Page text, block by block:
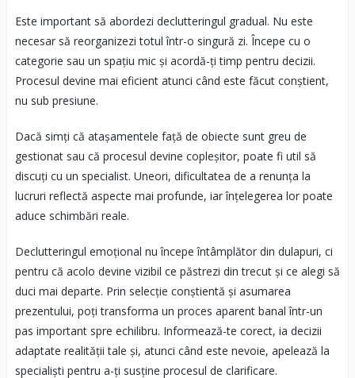
Este important să abordezi declutteringul gradual. Nu este
necesar să reorganizezi totul într-o singură zi. Începe cu o
categorie sau un spațiu mic și acordă-ți timp pentru decizii.
Procesul devine mai eficient atunci când este făcut conștient,
nu sub presiune.
Dacă simți că atașamentele față de obiecte sunt greu de
gestionat sau că procesul devine copleșitor, poate fi util să
discuți cu un specialist. Uneori, dificultatea de a renunța la
lucruri reflectă aspecte mai profunde, iar înțelegerea lor poate
aduce schimbări reale.
Declutteringul emoțional nu începe întâmplător din dulapuri, ci
pentru că acolo devine vizibil ce păstrezi din trecut și ce alegi să
duci mai departe. Prin selecție conștientă și asumarea
prezentului, poți transforma un proces aparent banal într-un
pas important spre echilibru. Informează-te corect, ia decizii
adaptate realității tale și, atunci când este nevoie, apelează la
specialiști pentru a-ți susține procesul de clarificare.